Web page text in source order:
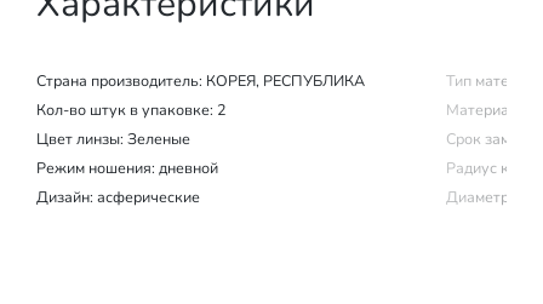
Страна производитель: КОРЕЯ, РЕСПУБЛИКА
Кол-во штук в упаковке: 2
Цвет линзы: Зеленые
Режим ношения: дневной
Дизайн: асферические
Тип
Материал
Срок замены
Радиус
Диаметр: